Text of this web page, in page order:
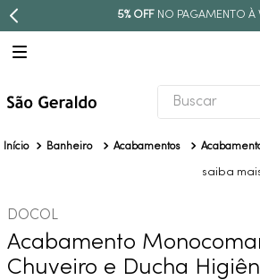
NO PAGAMENTO À VISTA
Buscar
Banheiro Acabamentos
saiba
DOCOL
Acabamento
Chuveiro e Ducha
TERMOS MAIS BUSCADOS
4º
torneira